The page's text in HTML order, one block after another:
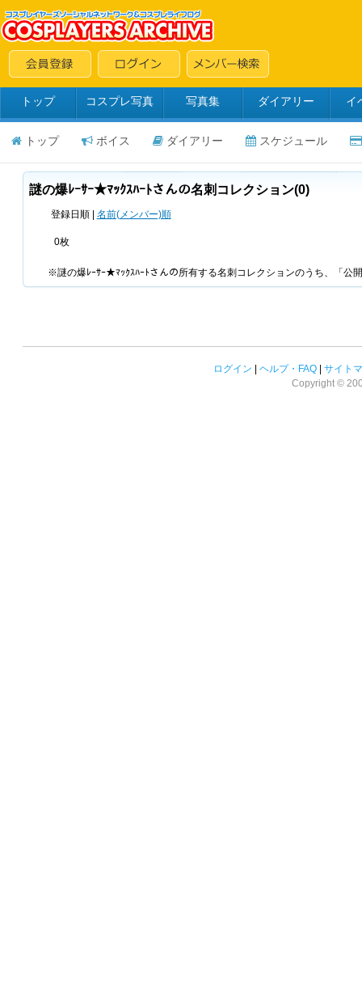
トップ コスプレ写真 写真集 ダイアリー イ
トップ ボイス ダイアリー スケジュール
謎の爆ﾚｰｻｰ★ﾏｯｸｽﾊｰﾄさんの名刺コレクション(0)
登録日順 | 名前(メンバー)順
0枚
※謎の爆ﾚｰｻｰ★ﾏｯｸｽﾊｰﾄさんの所有する名刺コレクションのうち、「公
ログイン ヘルプ・FAQ
サイト
Copyright ©